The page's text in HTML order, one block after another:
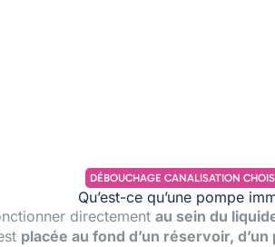
DÉBOUCHAGE CANALISATION
Qu’est-ce qu’une pompe
directement au sein du
placée au fond d’un réservoir,